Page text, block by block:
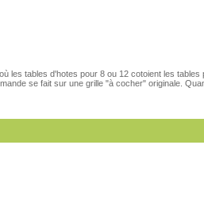
les tables d'hotes pour 8 ou 12 cotoient les
se fait sur une grille "à cocher" originale.